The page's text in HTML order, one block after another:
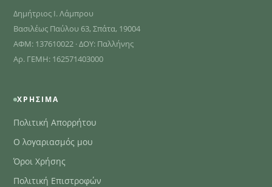
Δημήτριος Ι. Λάμπρου
Βασιλέως Παύλου 63, Σπάτα, 19004
ΑΦΜ: 137610022 · ΔΟΥ: Παλλήνης
Αρ. ΓΕΜΗ: 162571403000
ΧΡΉΣΙΜΑ
Πολιτική Απορρήτου
Ο λογαριασμός μου
Όροι Χρήσης
Πολιτική Επιστροφών